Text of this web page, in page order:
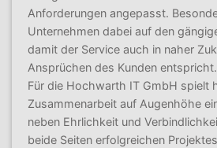
Anforderungen angepasst.
Unternehmen dabei auf den
damit der Service auch in naher
Ansprüchen des Kunden entspricht.
Für die Hochwarth IT GmbH spielt
Zusammenarbeit auf Augenhöhe
neben Ehrlichkeit und
beide Seiten erfolgreichen